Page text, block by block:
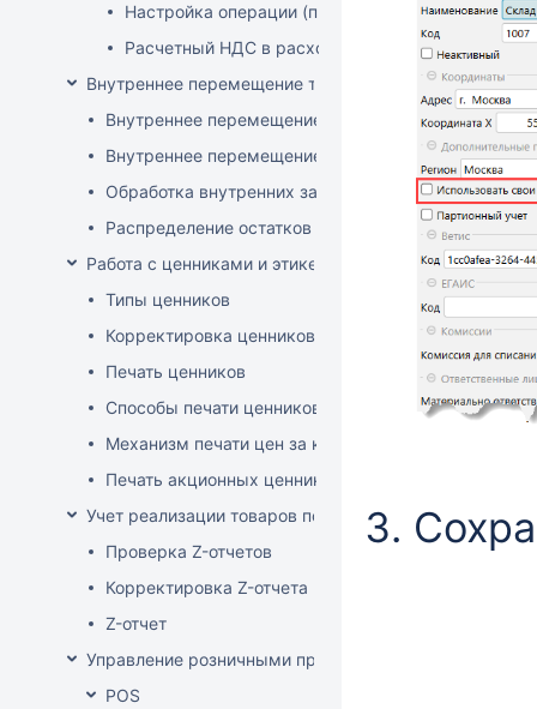
Настройка операции (продажа)
Расчетный НДС в расходных документах
Внутреннее перемещение товаров
Внутреннее перемещение через документ
Внутреннее перемещение через накладные (РБ)
Обработка внутренних заказов
Распределение остатков склада по заказам
Работа с ценниками и этикетками
Типы ценников
Корректировка ценников
Печать ценников
Способы печати ценников
Механизм печати цен за килограмм/литр товара
Печать акционных ценников
Учет реализации товаров по кассе
Проверка Z-отчетов
Корректировка Z-отчета
Z-отчет
Управление розничными продажами
POS